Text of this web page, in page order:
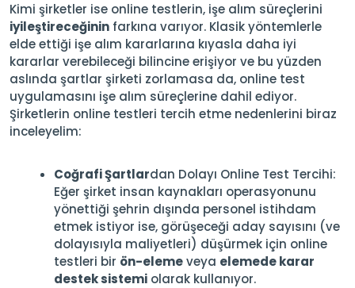
Kimi şirketler ise online testlerin, işe alım süreçlerini
iyileştireceğinin farkına varıyor. Klasik yöntemlerle
elde ettiği işe alım kararlarına kıyasla daha iyi
kararlar verebileceği bilincine erişiyor ve bu yüzden
aslında şartlar şirketi zorlamasa da, online test
uygulamasını işe alım süreçlerine dahil ediyor.
Şirketlerin online testleri tercih etme nedenlerini biraz
inceleyelim:
Coğrafi Şartlardan Dolayı Online Test Tercihi:
Eğer şirket insan kaynakları operasyonunu
yönettiği şehrin dışında personel istihdam
etmek istiyor ise, görüşeceği aday sayısını (ve
dolayısıyla maliyetleri) düşürmek için online
testleri bir ön-elemeveya elemede karar
destek sistemi olarak kullanıyor.